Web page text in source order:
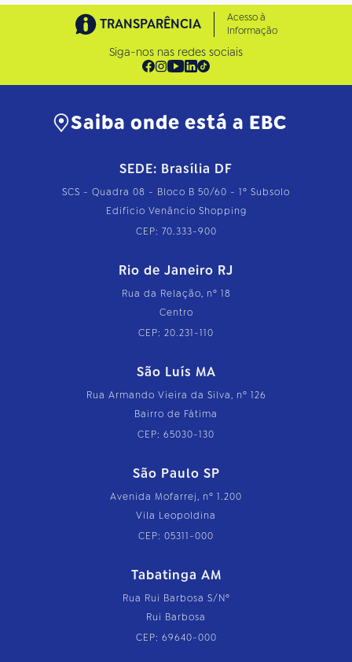
TRANSPARÊNCIA
Acesso à
Informação
Siga-nos nas redes sociais
Saiba onde está a EBC
SEDE: Brasília DF
SCS - Quadra 08 - Bloco B 50/60 - 1º Subsolo
Edifício Venâncio Shopping
CEP: 70.333-900
Rio de Janeiro RJ
Rua da Relação, nº 18
Centro
CEP: 20.231-110
São Luís MA
Rua Armando Vieira da Silva, nº 126
Bairro de Fátima
CEP: 65030-130
São Paulo SP
Avenida Mofarrej, nº 1.200
Vila Leopoldina
CEP: 05311-000
Tabatinga AM
Rua Rui Barbosa S/Nº
Rui Barbosa
CEP: 69640-000